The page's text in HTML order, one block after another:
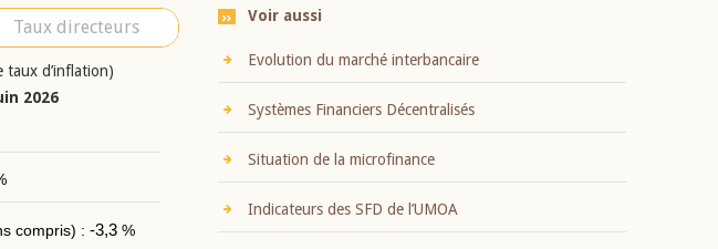
Taux directeurs
d’inflation)
2026
compris) : -3,3%
Voir aussi
Evolution du marché interbancaire
Systèmes Financiers Décentralisés
Situation de la microfinance
Indicateurs des SFD de l’UMOA